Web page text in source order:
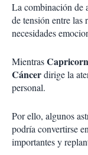
La combinación de
de tensión entre las
necesidades
Mientras
Cáncerdirige la
personal.
Por ello, algunos
podría convertirse
importantes y